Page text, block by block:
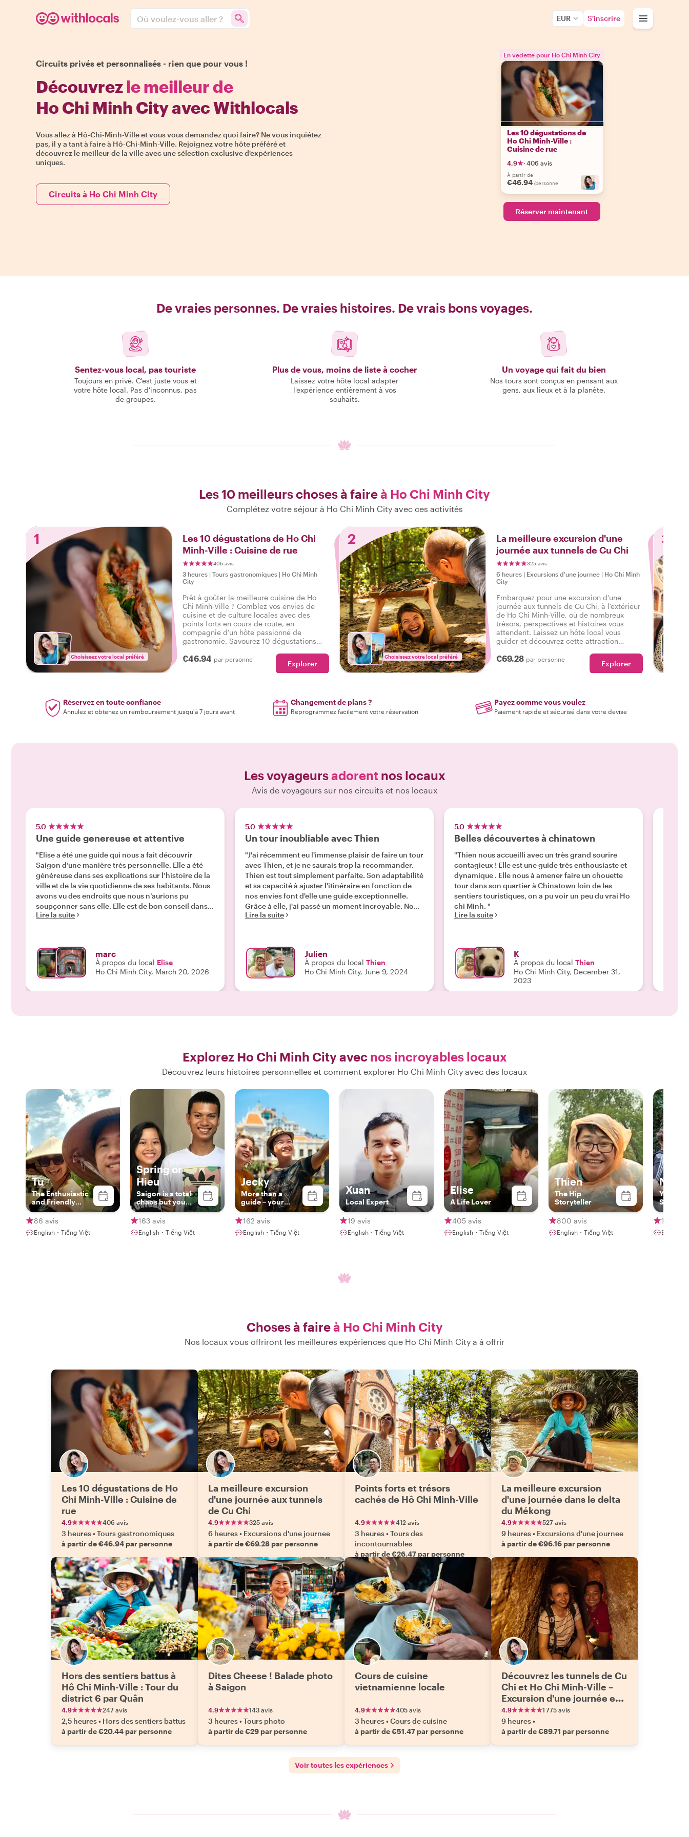
Où voulez-vous aller ? EUR S'inscrire
Circuits privés et personnalisés - rien que pour vous !
Découvrezle meilleur de
Ho Chi Minh City avec Withlocals
Vous allez à Hô-Chi-Minh-Ville et vous vous demandez quoi faire? Ne vous inquiétez
pas, il y a tant à faire à Hô-Chi-Minh-Ville. Rejoignez votre hôte préféré et
découvrez le meilleur de la ville avec une sélection exclusive d'expériences
uniques.
Circuits à Ho Chi Minh City
En vedette pour Ho Chi Minh City
Les 10 dégustations de
Ho Chi Minh-Ville :
Cuisine de rue
4.9 · 406 avis
À partir de
€46.94 /personne +6
Réserver maintenant
De vraies personnes. De vraies histoires. De vrais bons voyages.
Sentez-vous local, pas touriste
Toujours en privé. C'est juste vous et
votre hôte local. Pas d'inconnus, pas
de groupes.
Plus de vous, moins de liste à cocher
Laissez votre hôte local adapter
l'expérience entièrement à vos
souhaits.
Un voyage qui fait du bien
Nos tours sont conçus en pensant aux
gens, aux lieux et à la planète.
Les 10 meilleurs choses à faireà Ho Chi Minh City
Complétez votre séjour à Ho Chi Minh City avec ces activités
1
Choisissez votre local préféré
Les 10 dégustations de Ho Chi
Minh-Ville : Cuisine de rue
406 avis
3 heures | Tours gastronomiques | Ho Chi Minh
City
Prêt à goûter la meilleure cuisine de Ho
Chi Minh-Ville ? Comblez vos envies de
cuisine et de culture locales avec des
points forts en cours de route, en
compagnie d'un hôte passionné de
gastronomie. Savourez 10 dégustations
salé, ainsi que des boissons lors d'un
savoureux tour gastronomique à Ho Chi
€46.94 par personne Explorer
2
Choisissez votre local préféré
La meilleure excursion d'une
journée aux tunnels de Cu Chi
325 avis
6 heures | Excursions d'une journee | Ho Chi Minh
City
Embarquez pour une excursion d'une
journée aux tunnels de Cu Chi, à l'extérieur
de Ho Chi Minh-Ville, où de nombreux
trésors, perspectives et histoires vous
attendent. Laissez un hôte local vous
guider et découvrez cette attraction
vous une excursion d'une journée aux
tunnels de Cu Chi avec un local - c'est un
€69.28 par personne Explorer
3
Réservez en toute confiance
Annulez et obtenez un remboursement jusqu'à 7 jours avant
Changement de plans ?
Reprogrammez facilement votre réservation
Payez comme vous voulez
Paiement rapide et sécurisé dans votre devise
Les voyageursadorentnos locaux
Avis de voyageurs sur nos circuits et nos locaux
5.0
Une guide genereuse et attentive
"Elise a été une guide qui nous a fait découvrir
Saigon d’une manière très personnelle. Elle a été
généreuse dans ses explications sur l’histoire de la
ville et de la vie quotidienne de ses habitants. Nous
avons vu des endroits que nous n’aurions pu
soupçonner sans elle. Elle est de bon conseil dans
le choix des mets à essayer sans faute. De plus, ses
envers nous lors de nos échanges. Pour toutes ces
raisons nous vous recommandons Elise. Elle saura
ajuster votre visite selon vos goûts et besoins."
Lire la suite
marc
À propos du local Elise
Ho Chi Minh City, March 20, 2026
5.0
Un tour inoubliable avec Thien
"J'ai récemment eu l'immense plaisir de faire un tour
avec Thien, et je ne saurais trop la recommander.
Thien est tout simplement parfaite. Son adaptabilité
et sa capacité à ajuster l'itinéraire en fonction de
nos envies font d'elle une guide exceptionnelle.
Grâce à elle, j'ai passé un moment incroyable. Nous
avons échangé des histoires, rigolé ensemble, et
naturellement avenante, toujours souriante et
extrêmement respectueuse. Bien que j'aie vécu
quatre ans à Ho Chi Minh City, elle a réussi à me
surprendre en me révélant des facettes cachées de
transformera votre expérience en un souvenir
Lire la suite
Julien
À propos du local Thien
Ho Chi Minh City, June 9, 2024
5.0
Belles découvertes à chinatown
"Thien nous accueilli avec un très grand sourire
contagieux ! Elle est une guide très enthousiaste et
dynamique . Elle nous à amener faire un chouette
tour dans son quartier à Chinatown loin de les
sentiers touristiques, on a pu voir un peu du vrai Ho
chi Minh. "
Lire la suite
K
À propos du local Thien
Ho Chi Minh City, December 31,
2023
Explorez Ho Chi Minh City avec nos incroyables locaux
Découvrez leurs histoires personnelles et comment explorer Ho Chi Minh City avec des locaux
Tu
The Enthusiastic
and Friendly
Local
86 avis
English・Tiếng Việt
Spring or
Hieu
Saigon is a total
chaos but you
are at peace with
me.
163 avis
English・Tiếng Việt
Jecky
More than a
guide – your
storyteller & local
friend in Vietnam
162 avis
English・Tiếng Việt
Xuan
Local Expert
19 avis
English・Tiếng Việt
Elise
A Life Lover
405 avis
English・Tiếng Việt
Thien
The Hip
Storyteller
800 avis
English・Tiếng Việt
NICK
Your
Saigon
Guide
1 avis
English
Choses à faireà Ho Chi Minh City
Nos locaux vous offriront les meilleures expériences que Ho Chi Minh City a à offrir
Les 10 dégustations de Ho
Chi Minh-Ville : Cuisine de
rue
4.9 406 avis
3 heures•Tours gastronomiques
à partir de €46.94 par personne
La meilleure excursion
d'une journée aux tunnels
de Cu Chi
4.9 325 avis
6 heures• Excursions d'une journee
à partir de €69.28 par personne
Points forts et trésors
cachés de Hô Chi Minh-Ville
4.9 412 avis
3 heures•Tours des
incontournables
à partir de €26.47 par personne
La meilleure excursion
d'une journée dans le delta
du Mékong
4.9 527 avis
9 heures• Excursions d'une journee
à partir de €96.16 par personne
Hors des sentiers battus à
Hô Chi Minh-Ville : Tour du
district 6 par Quân
4.9 247 avis
2,5 heures• Hors des sentiers battus
à partir de €20.44 par personne
Dites Cheese ! Balade photo
à Saigon
4.9 143 avis
3 heures•Tours photo
à partir de €29 par personne
Cours de cuisine
vietnamienne locale
4.9 405 avis
3 heures•Cours de cuisine
à partir de €51.47 par personne
Découvrez les tunnels de Cu
Chi et Ho Chi Minh-Ville –
Excursion d'une journée en
voiture
4.9 1 775 avis
9 heures•
à partir de €89.71 par personne
Voir toutes les expériences